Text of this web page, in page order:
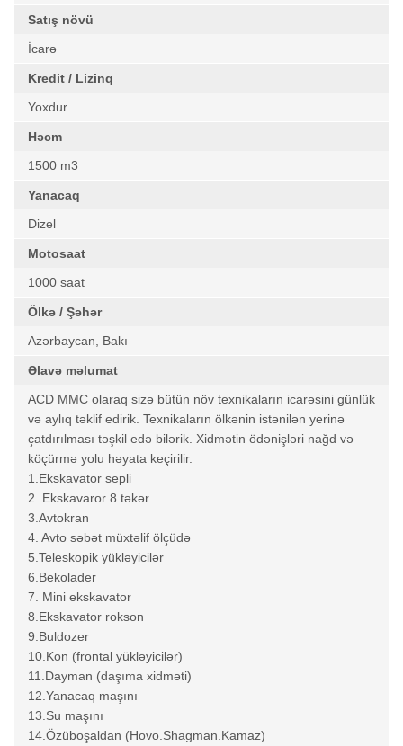
Satış növü
İcarə
Kredit / Lizinq
Yoxdur
Həcm
1500 m3
Yanacaq
Dizel
Motosaat
1000 saat
Ölkə / Şəhər
Azərbaycan, Bakı
Əlavə məlumat
ACD MMC olaraq sizə bütün növ texnikaların icarəsini günlük
və aylıq təklif edirik. Texnikaların ölkənin istənilən yerinə
çatdırılması təşkil edə bilərik. Xidmətin ödənişləri nağd və
köçürmə yolu həyata keçirilir.
1.Ekskavator sepli
2. Ekskavaror 8 təkər
3.Avtokran
4. Avto səbət müxtəlif ölçüdə
5.Teleskopik yükləyicilər
6.Bekolader
7. Mini ekskavator
8.Ekskavator rokson
9.Buldozer
10.Kon (frontal yükləyicilər)
11.Dayman (daşıma xidməti)
12.Yanacaq maşını
13.Su maşını
14.Özüboşaldan (Hovo.Shagman.Kamaz)